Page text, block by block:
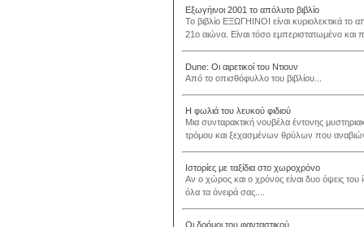
Εξωγήινοι 2001 το απόλυτο βιβλίο
Το βιβλίο ΕΞΩΓΗΙΝΟΙ είναι κυριολεκτικά το
21ο αιώνα. Είναι τόσο εμπεριστατωμένο
Dune: Οι αιρετικοί του Ντιουν
Από το οπισθόφυλλο του βιβλίου...
Η φωλιά του λευκού φιδιού
Μια συνταρακτική νουβέλα έντονης
τρόμου και ξεχασμένων θρύλων που
Ιστορίες με ταξίδια στο χωροχρόνο
Αν ο χώρος και ο χρόνος είναι δυο όψεις του
όλα τα όνειρά σας....
Οι δρόμοι του φανταστικού